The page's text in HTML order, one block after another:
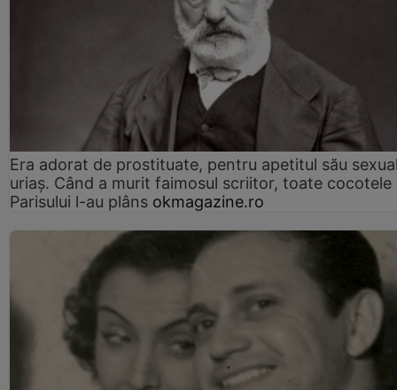
Era adorat de prostituate, pentru apetitul său
uriaș. Când a murit faimosul scriitor, toate cocotele
Parisului l-au plâns okmagazine.ro